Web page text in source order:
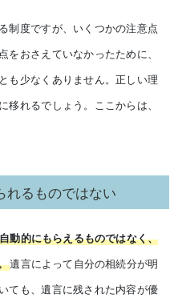
制度ですが、いくつかの注意点
おさえていなかったために、
も少なくありません。正しい理
れるでしょう。ここからは、
れるものではない
動的にもらえるものではなく、
遺言によって自分の相続分が明
ても、遺言に残された内容が優